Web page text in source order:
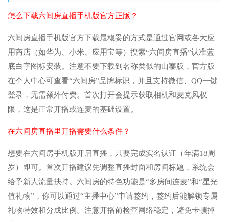
怎么下载六间房直播手机版官方正版？
六间房直播手机版官方下载最稳妥的方式是通过官网或各大应
用商店（如华为、小米、应用宝等）搜索“六间房直播”认准蓝
底白字图标安装。注意不要下载到名称类似的山寨版，官方版
在个人中心可查看“六间房”品牌标识，并且支持微信、QQ一键
登录，无需额外付费。首次打开会提示获取相机和麦克风权
限，这是正常开播或连麦的基础设置。
在六间房直播里开播需要什么条件？
想要在六间房手机版开启直播，只要完成实名认证（年满18周
岁）即可。首次开播建议先调整直播封面和房间标题，系统会
给予新人流量扶持。六间房的特色功能是“多房间连麦”和“星光
值礼物”，你可以通过“主播中心”申请签约，签约后能解锁专属
礼物特效和分成比例。注意开播前检查网络稳定，避免卡顿掉